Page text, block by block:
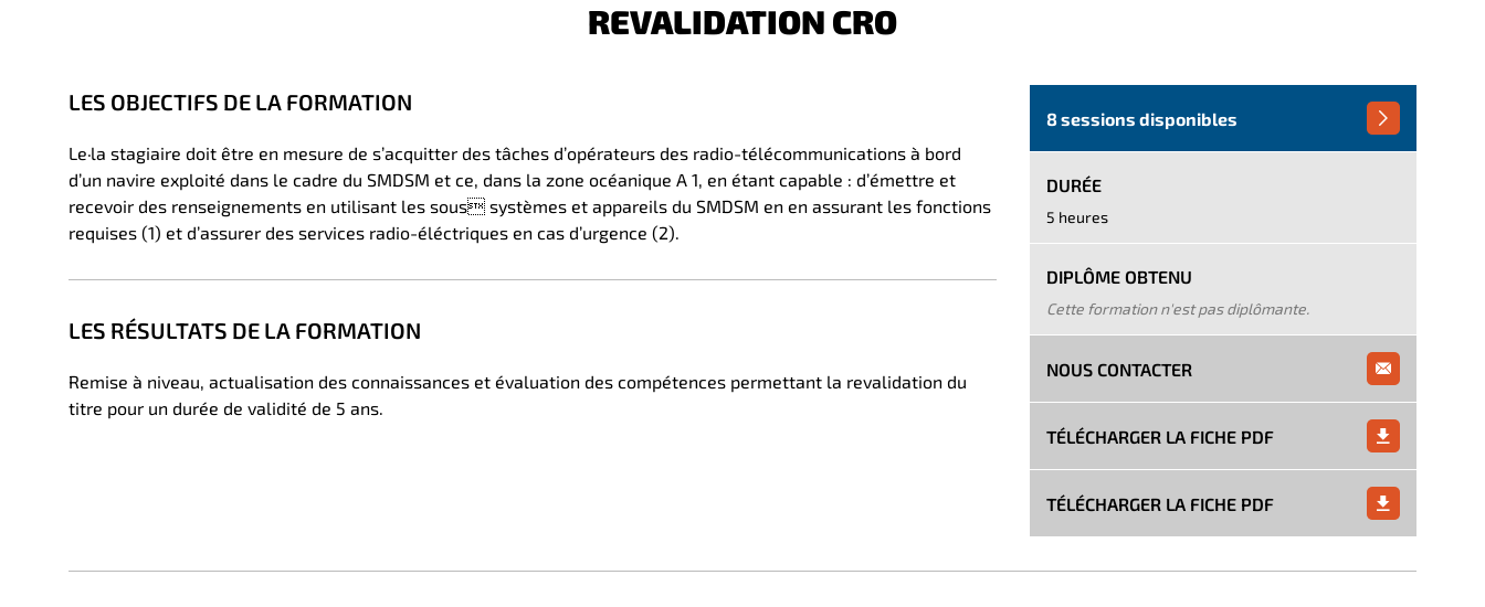
REVALIDATION CRO
LES OBJECTIFS DE LA FORMATION
Le·la stagiaire doit être en mesure de s’acquitter des tâches d’opérateurs des radio-télécommunications à bord
d’un navire exploité dans le cadre du SMDSM et ce, dans la zone océanique A 1, en étant capable : d’émettre et
recevoir des renseignements en utilisant les sous systèmes et appareils du SMDSM en en assurant les fonctions
requises (1) et d’assurer des services radio-éléctriques en cas d’urgence (2).
LES RÉSULTATS DE LA FORMATION
Remise à niveau, actualisation des connaissances et évaluation des compétences permettant la revalidation du
titre pour un durée de validité de 5 ans.
8 sessions disponibles
DURÉE
5 heures
DIPLÔME OBTENU
Cette formation n'est pas diplômante.
NOUS CONTACTER
TÉLÉCHARGER LA FICHE PDF
TÉLÉCHARGER LA FICHE PDF